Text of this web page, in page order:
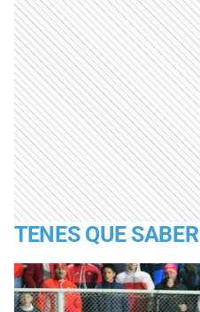
TENES QUE SABER